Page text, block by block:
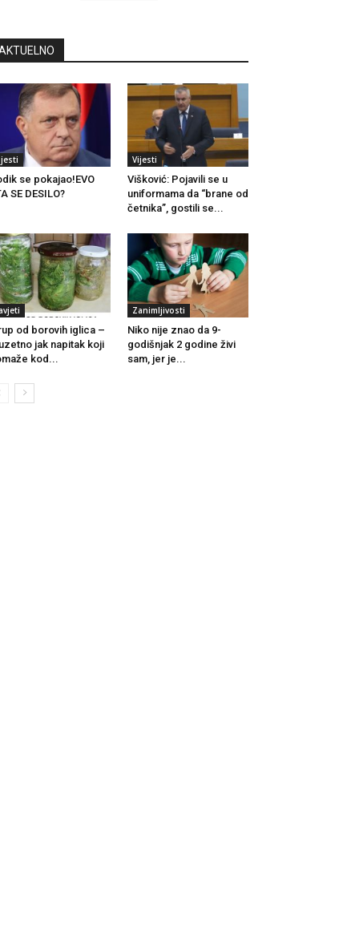
se pokajao!EVO
SE DESILO?
Vijesti
Višković: Pojavili se u
uniformama da “brane od
četnika”, gostili se...
od borovih iglica –
jak napitak koji
kod...
Zanimljivosti
Niko nije znao da 9-
godišnjak 2 godine živi
sam, jer je...